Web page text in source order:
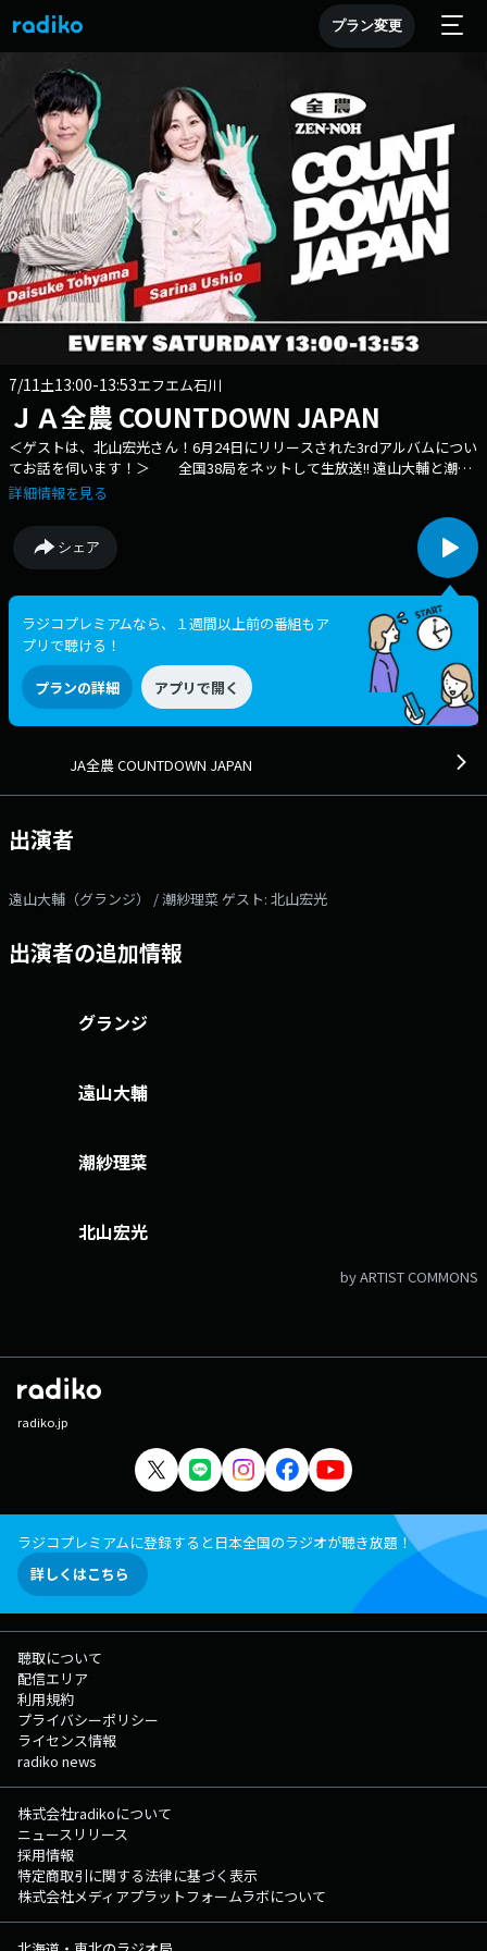
プラン変更
7/11土13:00-13:53エフエム石川
ＪＡ全農 COUNTDOWN JAPAN
＜ゲストは、北山宏光さん！6月24日にリリースされた3rdアルバムについ
てお話を伺います！＞ 全国38局をネットして生放送!! 遠山大輔と潮紗
理菜が土曜日のお昼を音楽とともに彩ります。 番組オリジナルチャー
ます！ そして本日のゲストは、北山宏光さん！6月24日にリリースさ
れた3rdアルバムについてお話を伺います!! オンエアリアクションやメ
ッセージ、プレゼント応募など、 皆さんの参加お待ちしてます!! 本日
のゲスト： 北山宏光 番組Webサイト：
https://www.tfm.co.jp/countdownjapan/ メッセージフォーム：
https://www.tfm.co.jp/f/countdownjapan/message Xハッシュタグは
「#JA全農CDJ」 Xアカウントは「@JA_CDJ」
詳細情報を見る
シェア
ラジコプレミアムなら、１週間以上前の番組もア
プリで聴ける！
プランの詳細 アプリで開く
JA全農 COUNTDOWN JAPAN
出演者
遠山大輔（グランジ） / 潮紗理菜 ゲスト: 北山宏光
出演者の追加情報
グランジ
遠山大輔
潮紗理菜
北山宏光
by ARTIST COMMONS
radiko.jp
ラジコプレミアムに登録すると日本全国のラジオが聴き放題！
詳しくはこちら
聴取について
配信エリア
利用規約
プライバシーポリシー
ライセンス情報
radiko news
株式会社radikoについて
ニュースリリース
採用情報
特定商取引に関する法律に基づく表示
株式会社メディアプラットフォームラボについて